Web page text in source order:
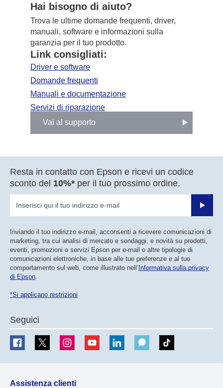
Hai bisogno di aiuto?
Trova le ultime domande frequenti, driver,
manuali, software e informazioni sulla
garanzia per il tuo prodotto.
Link consigliati:
Driver e software
Domande frequenti
Manuali e documentazione
Servizi di riparazione
Vai al supporto
Resta in contatto con Epson e ricevi un codice
sconto del 10%* per il tuo prossimo ordine.
Invia
Inviando il tuo indirizzo e-mail, acconsenti a ricevere comunicazioni di
marketing, tra cui analisi di mercato e sondaggi, e novità su prodotti,
eventi, promozioni o servizi Epson per e-mail o altre tipologie di
comunicazioni elettroniche, in base alle tue preferenze e al tuo
comportamento sul web, come illustrato nell’ Informativa sulla privacy
di Epson
*Si applicano restrizioni
Seguici
Assistenza clienti